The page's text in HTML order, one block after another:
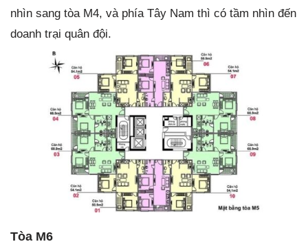
nhìn sang tòa M4, và phía Tây Nam thì có tầm nhìn đến
doanh trại quân đội.
Tòa M6